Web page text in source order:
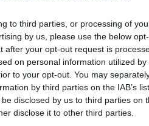
to third parties, or processing of
by us, please use the below
after your opt-out request is
on personal information utilized
to your opt-out. You may
by third parties on the IAB’s
disclosed by us to third parties on
disclose it to other third parties.